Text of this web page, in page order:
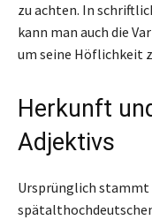
zu achten. In
kann man auch die
um seine Höflichkeit
Herkunft
Adjektivs
Ursprünglich stammt